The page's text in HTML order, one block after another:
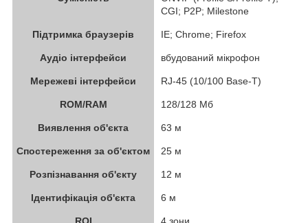
CGI; P2P; Milestone
Підтримка браузерів IE; Chrome; Firefox
Аудіо інтерфейси вбудований мікрофон
Мережеві інтерфейси RJ-45 (10/100 Base-T)
ROM/RAM 128/128 Мб
Виявлення об'єкта 63 м
Спостереження за об'єктом 25 м
Розпізнавання об'єкту 12 м
Ідентифікація об'єкта 6 м
ROI 4 зони